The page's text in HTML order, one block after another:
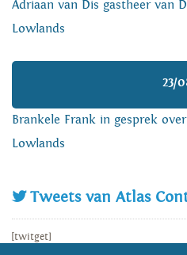
Adriaan van Dis gastheer van
Lowlands
23/
Brankele Frank in gesprek
Lowlands
Tweets van Atlas
[twitget]